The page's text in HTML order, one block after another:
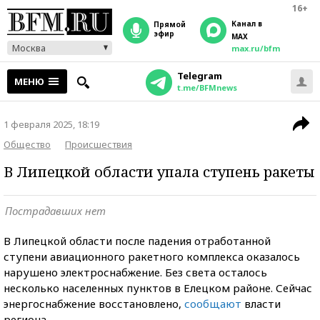
16+
Москва
прямой
эфир
Канал в
MAX
max.ru/bfm
МЕНЮ Telegram
t.me/BFMnews
1 февраля 2025, 18:19
Общество
Происшествия
В Липецкой области упала ступень ракеты
Пострадавших нет
В Липецкой области после падения отработанной
ступени авиационного ракетного комплекса оказалось
нарушено электроснабжение. Без света осталось
несколько населенных пунктов в Елецком районе. Сейчас
энергоснабжение восстановлено, сообщают власти